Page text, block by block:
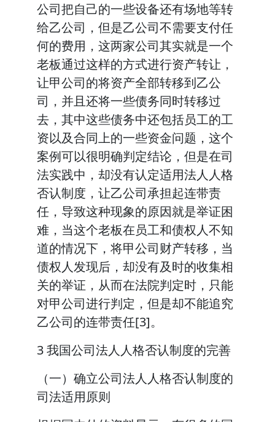
公司把自己的一些设备还有场地等转
给乙公司，但是乙公司不需要支付任
何的费用，这两家公司其实就是一个
老板通过这样的方式进行资产转让，
让甲公司的将资产全部转移到乙公
司，并且还将一些债务同时转移过
去，其中这些债务中还包括员工的工
资以及合同上的一些资金问题，这个
案例可以很明确判定结论，但是在司
法实践中，却没有认定适用法人人格
否认制度，让乙公司承担起连带责
任，导致这种现象的原因就是举证困
难，当这个老板在员工和债权人不知
道的情况下，将甲公司财产转移，当
债权人发现后，却没有及时的收集相
关的举证，从而在法院判定时，只能
对甲公司进行判定，但是却不能追究
乙公司的连带责任[3]。
3 我国公司法人人格否认制度的完善
（一）确立公司法人人格否认制度的
司法适用原则